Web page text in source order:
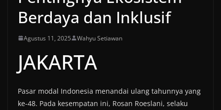
Berdaya dan Inklusif
Agustus 11, 2025 Wahyu Setiawan
JAKARTA
Pasar modal Indonesia menandai ulang tahunnya yang
ke-48. Pada kesempatan ini, Rosan Roeslani, selaku